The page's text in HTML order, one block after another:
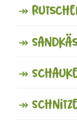
↠
↠
↠
↠